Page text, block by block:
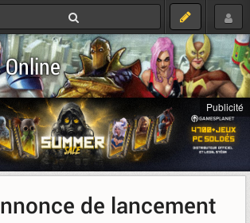
Publicité
de lancement